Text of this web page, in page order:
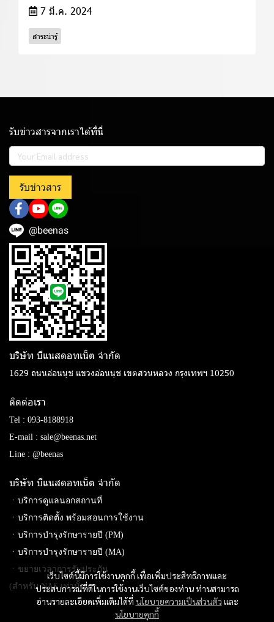
7 มี.ค. 2024
สาระน่ารู้
เว็บไซต์นี้มีการใช้งานคุกกี้ เพื่อเพิ่มประสิทธิภาพและ
ประสบการณ์ที่ดีในการใช้งานเว็บไซต์ของท่าน ท่านสามารถ
อ่านรายละเอียดเพิ่มเติมได้ที่ นโยบายความเป็นส่วนตัว และ
นโยบายคุกกี้
รับข่าวสารจากเราได้ที่นี่
รับข่าวสาร
@beenas
บริษัท บีแนสดอทเน็ต จํากัด
1629 ถนนอ่อนนุช แขวงอ่อนนุช เขตสวนหลวง กรุงเทพฯ 10250
ติดต่อเรา
Tel : 093-8188918
E-mail : sale@beenas.net
Line : @beenas
บริษัท บีแนสดอทเน็ต จํากัด
ㆍบริการดูแลนอกสถานที่
ㆍบริการติดตั้ง พร้อมสอนการใช้งาน
ㆍบริการบำรุงรักษารายปี (PM)
ㆍบริการบำรุงรักษารายปี (MA)
ㆍขยายเวลาการรับประกัน
(สำหรับ NAS เท่านั้น)